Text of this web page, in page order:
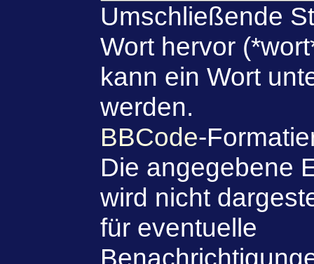
Umschließende
Wort hervor
kann ein Wort
werden.
BBCode-
Die angegebene
wird nicht
für eventuelle